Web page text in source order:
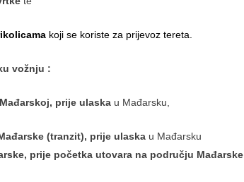
koji se koriste za prijevoz tereta.
vožnju :
prije ulaska u Mađarsku,
(tranzit), prije ulaska u Mađarsku
prije početka utovara na području Mađarske